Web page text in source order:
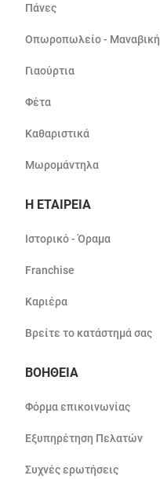
Πάνες
Οπωροπωλείο - Μαναβική
Γιαούρτια
Φέτα
Καθαριστικά
Μωρομάντηλα
Η ΕΤΑΙΡΕΙΑ
Ιστορικό - Όραμα
Franchise
Καριέρα
Βρείτε το κατάστημά σας
ΒΟΗΘΕΙΑ
Φόρμα επικοινωνίας
Εξυπηρέτηση Πελατών
Συχνές ερωτήσεις